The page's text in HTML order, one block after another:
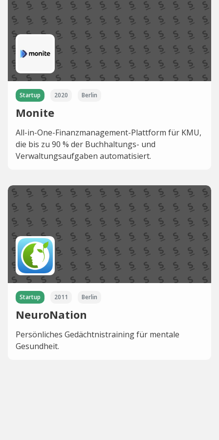
Startup 2020 Berlin
Monite
All-in-One-Finanzmanagement-Plattform für KMU,
die bis zu 90 % der Buchhaltungs- und
Verwaltungsaufgaben automatisiert.
Startup 2011 Berlin
NeuroNation
Persönliches Gedächtnistraining für mentale
Gesundheit.